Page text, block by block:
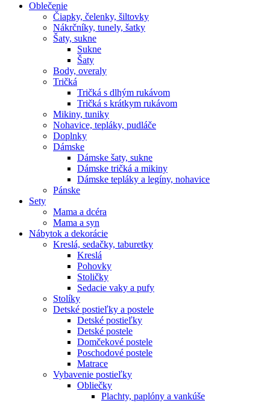
Oblečenie
Čiapky, čelenky, šiltovky
Nákrčníky, tunely, šatky
Šaty, sukne
Sukne
Šaty
Body, overaly
Tričká
Tričká s dlhým rukávom
Tričká s krátkym rukávom
Mikiny, tuniky
Nohavice, tepláky, pudláče
Doplnky
Dámske
Dámske šaty, sukne
Dámske tričká a mikiny
Dámske tepláky a legíny, nohavice
Pánske
Sety
Mama a dcéra
Mama a syn
Nábytok a dekorácie
Kreslá, sedačky, taburetky
Kreslá
Pohovky
Stoličky
Sedacie vaky a pufy
Stolíky
Detské postieľky a postele
Detské postieľky
Detské postele
Domčekové postele
Poschodové postele
Matrace
Vybavenie postieľky
Obliečky
Plachty, paplóny a vankúše